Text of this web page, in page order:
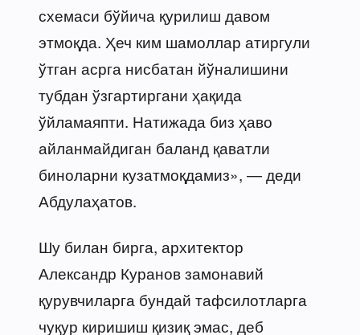
схемаси бўйича қурилиш давом
этмоқда. Ҳеч ким шамоллар атиргули
ўтган асрга нисбатан йўналишини
тубдан ўзгартиргани ҳақида
ўйламаяпти. Натижада биз ҳаво
айланмайдиган баланд қаватли
биноларни кузатмоқдамиз», — деди
Абдулаҳатов.
Шу билан бирга, архитектор
Александр Куранов замонавий
қурувчиларга бундай тафсилотларга
чуқур киришиш қизиқ эмас, деб